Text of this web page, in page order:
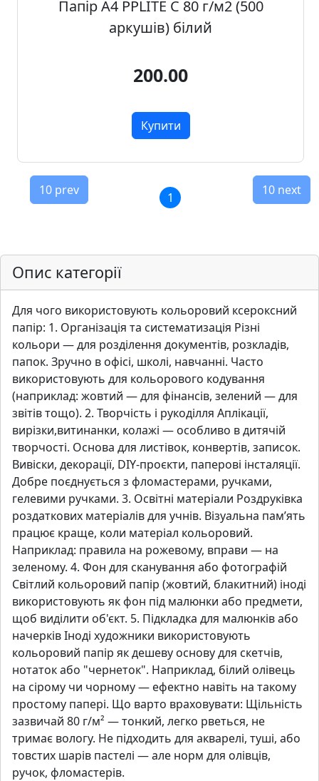
10 prev
Папір А4 PPLITE С 80 г/м2 (500
аркушів) білий
200.00
Купити
1 10 next
Опис категорії
Для чого використовують кольоровий ксероксний
папір: 1. Організація та систематизація Різні
кольори — для розділення документів, розкладів,
папок. Зручно в офісі, школі, навчанні. Часто
використовують для кольорового кодування
(наприклад: жовтий — для фінансів, зелений — для
звітів тощо). 2. Творчість і рукоділля Аплікації,
вирізки,витинанки, колажі — особливо в дитячій
творчості. Основа для листівок, конвертів, записок.
Вивіски, декорації, DIY-проєкти, паперові інсталяції.
Добре поєднується з фломастерами, ручками,
гелевими ручками. 3. Освітні матеріали Роздруківка
роздаткових матеріалів для учнів. Візуальна пам’ять
працює краще, коли матеріал кольоровий.
Наприклад: правила на рожевому, вправи — на
зеленому. 4. Фон для сканування або фотографій
Світлий кольоровий папір (жовтий, блакитний) іноді
використовують як фон під малюнки або предмети,
щоб виділити об'єкт. 5. Підкладка для малюнків або
начерків Іноді художники використовують
кольоровий папір як дешеву основу для скетчів,
нотаток або "чернеток". Наприклад, білий олівець
на сірому чи чорному — ефектно навіть на такому
простому папері. Що варто враховувати: Щільність
зазвичай 80 г/м² — тонкий, легко рветься, не
тримає вологу. Не підходить для акварелі, туші, або
товстих шарів пастелі — але норм для олівців,
ручок, фломастерів.